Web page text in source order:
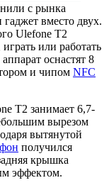
с рынка
гаджет вместо двух.
Ulefone T2
или работать
оснастят 8
и чипом NFC
T2 занимает 6,7-
вырезом
вытянутой
получился
крышка
эффектом.